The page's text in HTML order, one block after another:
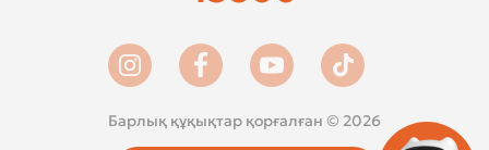
Барлық құқықтар қорғалған © 2026